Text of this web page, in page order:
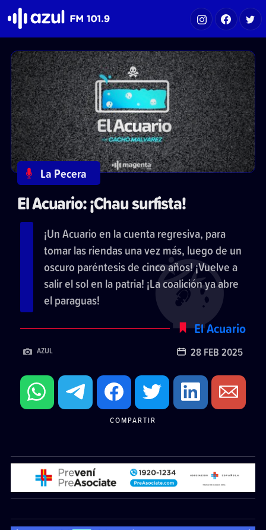
La Pecera
El Acuario: ¡Chau surfista!
¡Un Acuario en la cuenta regresiva, para
tomar las riendas una vez más, luego de un
oscuro paréntesis de cinco años! ¡Vuelve a
salir el sol en la patria! ¡La coalición ya abre
el paraguas!
El Acuario
AZUL 28 FEB 2025
COMPARTIR